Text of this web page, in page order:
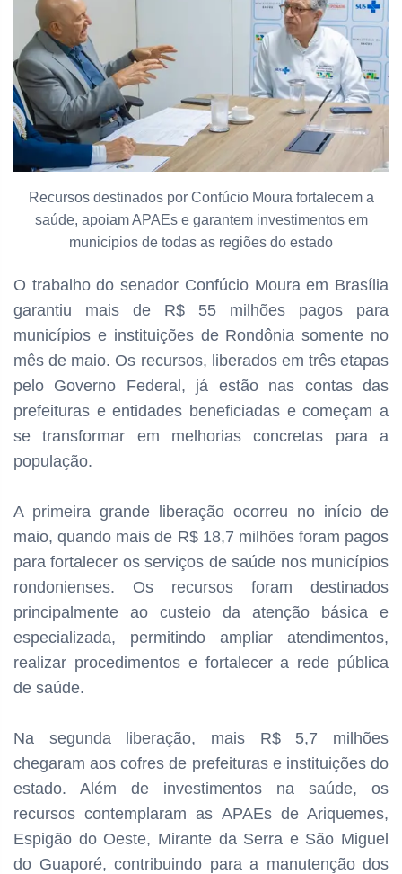
Recursos destinados por Confúcio Moura fortalecem a
saúde, apoiam APAEs e garantem investimentos em
municípios de todas as regiões do estado
O trabalho do senador Confúcio Moura em Brasília
garantiu mais de R$ 55 milhões pagos para
municípios e instituições de Rondônia somente no
mês de maio. Os recursos, liberados em três etapas
pelo Governo Federal, já estão nas contas das
prefeituras e entidades beneficiadas e começam a
se transformar em melhorias concretas para a
população.
A primeira grande liberação ocorreu no início de
maio, quando mais de R$ 18,7 milhões foram pagos
para fortalecer os serviços de saúde nos municípios
rondonienses. Os recursos foram destinados
principalmente ao custeio da atenção básica e
especializada, permitindo ampliar atendimentos,
realizar procedimentos e fortalecer a rede pública
de saúde.
Na segunda liberação, mais R$ 5,7 milhões
chegaram aos cofres de prefeituras e instituições do
estado. Além de investimentos na saúde, os
recursos contemplaram as APAEs de Ariquemes,
Espigão do Oeste, Mirante da Serra e São Miguel
do Guaporé, contribuindo para a manutenção dos